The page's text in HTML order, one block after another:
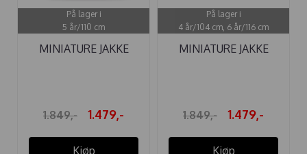
På lager i
5 år/110 cm
MINIATURE JAKKE
1.849,- 1.479,-
Kjøp
På lager i
4 år/104 cm, 6 år/116 cm
MINIATURE JAKKE
1.849,- 1.479,-
Kjøp